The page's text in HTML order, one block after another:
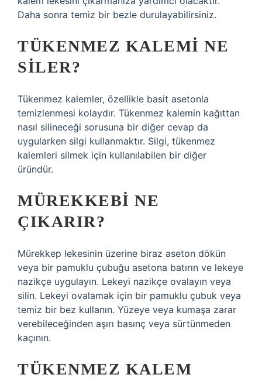
Daha sonra temiz bir bezle durulayabilirsiniz.
TÜKENMEZ KALEMI NE
SILER?
Tükenmez kalemler, özellikle basit asetonla
temizlenmesi kolaydır. Tükenmez kalemin kağıttan
nasıl silineceği sorusuna bir diğer cevap da
uygularken silgi kullanmaktır. Silgi, tükenmez
kalemleri silmek için kullanılabilen bir diğer
üründür.
MÜREKKEBI NE
ÇIKARIR?
Mürekkep lekesinin üzerine biraz aseton dökün
veya bir pamuklu çubuğu asetona batırın ve lekeye
nazikçe uygulayın. Lekeyi nazikçe ovalayın veya
silin. Lekeyi ovalamak için bir pamuklu çubuk veya
temiz bir bez kullanın. Yüzeye veya kumaşa zarar
verebileceğinden aşırı basınç veya sürtünmeden
kaçının.
TÜKENMEZ KALEM